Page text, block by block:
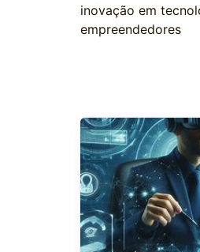
inovação em
empreendedores